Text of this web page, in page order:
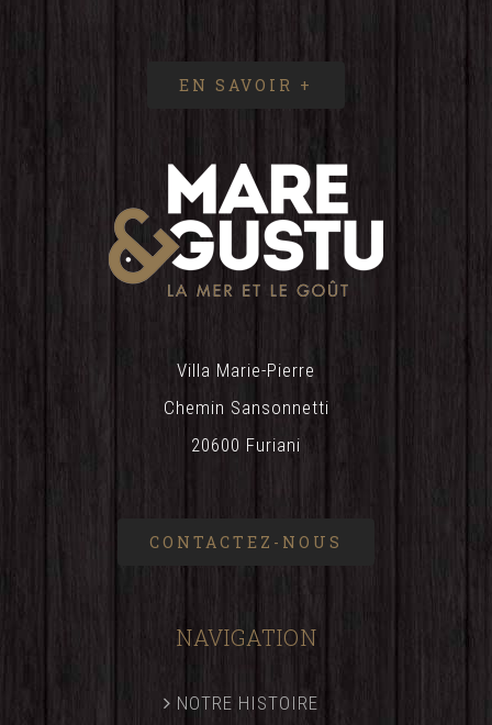
EN SAVOIR +
Villa Marie-Pierre
Chemin Sansonnetti
20600 Furiani
CONTACTEZ-NOUS
NAVIGATION
NOTRE HISTOIRE